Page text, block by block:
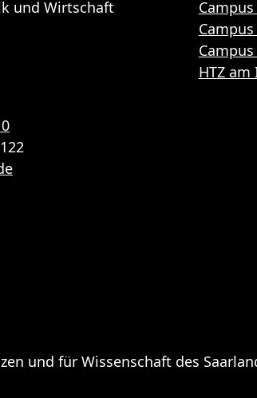
und Wirtschaft
HTZ
und für Wissenschaft des